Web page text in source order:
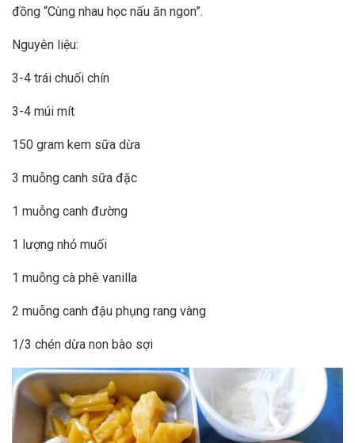
đồng “Cùng nhau học nấu ăn ngon”.
Nguyên liệu:
3-4 trái chuối chín
3-4 múi mít
150 gram kem sữa dừa
3 muỗng canh sữa đặc
1 muỗng canh đường
1 lượng nhỏ muối
1 muỗng cà phê vanilla
2 muỗng canh đậu phụng rang vàng
1/3 chén dừa non bào sợi